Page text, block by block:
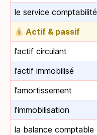
le service comptabilité
Actif & passif
l’actif circulant
l’actif immobilisé
l’amortissement
l’immobilisation
la balance comptable